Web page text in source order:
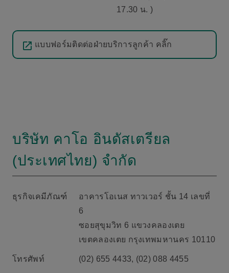
17.30 น. )
แบบฟอร์มติดต่อฝ่ายบริการลูกค้า คลิ๊ก
บริษัท คาโอ อินดัสเตรียล
(ประเทศไทย) จำกัด
ธุรกิจเคมีภัณฑ์
อาคารโอเนส ทาวเวอร์ ชั้น 14 เลขที่
6
ซอยสุขุมวิท 6 แขวงคลองเตย
เขตคลองเตย กรุงเทพมหานคร 10110
โทรศัพท์ (02) 655 4433, (02) 088 4455